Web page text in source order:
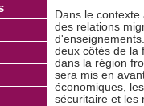
Dans le
des relations
deux côtés de la
dans la région
sera mis en
économiques,
sécuritaire et les